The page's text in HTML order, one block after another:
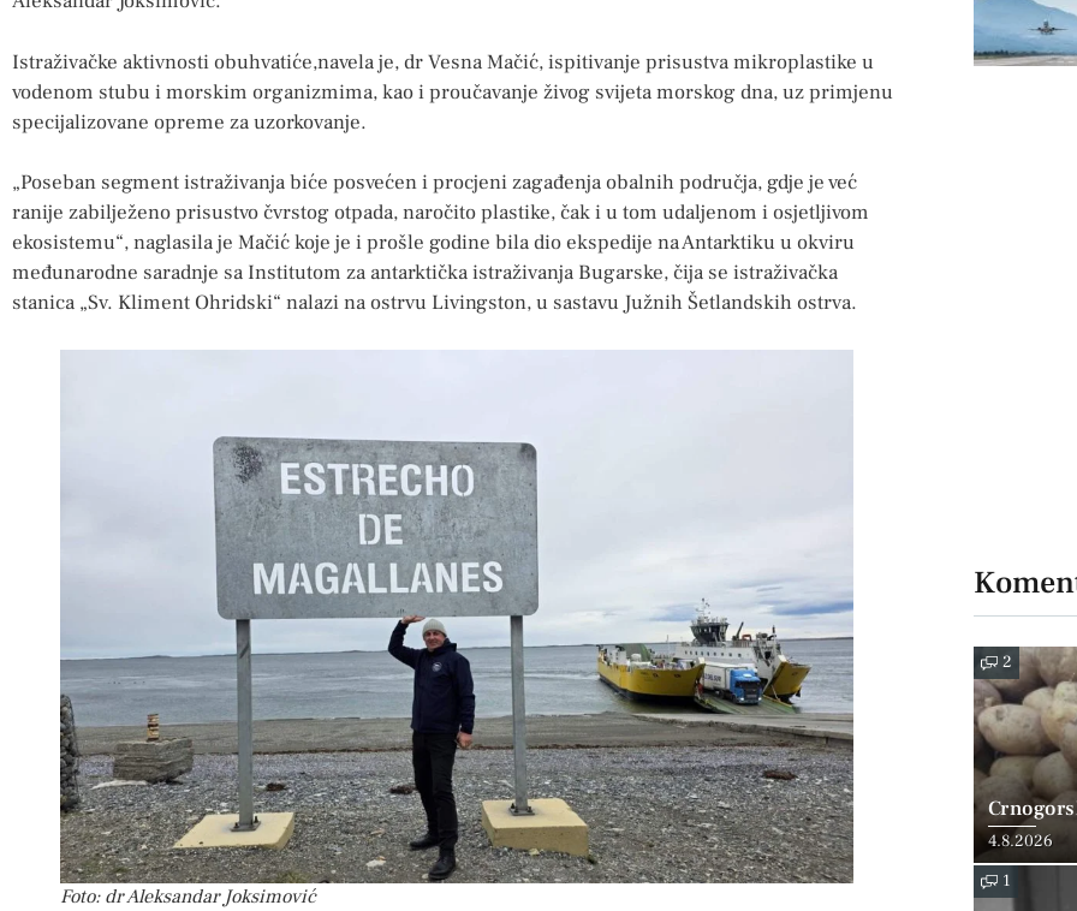
Istraživačke aktivnosti obuhvatiće,navela je, dr Vesna Mačić, ispitivanje prisustva mikroplastike u
vodenom stubu i morskim organizmima, kao i proučavanje živog svijeta morskog dna, uz primjenu
specijalizovane opreme za uzorkovanje.
„Poseban segment istraživanja biće posvećen i procjeni zagađenja obalnih područja, gdje je već
ranije zabilježeno prisustvo čvrstog otpada, naročito plastike, čak i u tom udaljenom i osjetljivom
ekosistemu“, naglasila je Mačić koje je i prošle godine bila dio ekspedije na Antarktiku u okviru
međunarodne saradnje sa Institutom za antarktička istraživanja Bugarske, čija se istraživačka
stanica „Sv. Kliment Ohridski“ nalazi na ostrvu Livingston, u sastavu Južnih Šetlandskih ostrva.
Foto: dr Aleksandar Joksimović
2
4.8.2026
1